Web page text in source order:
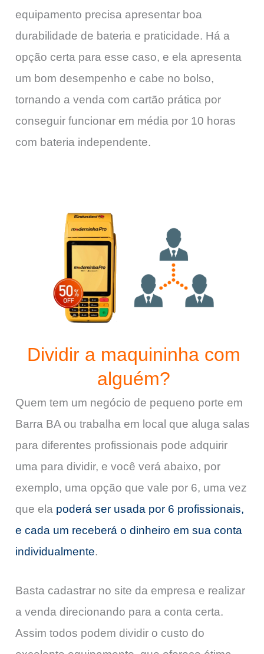
equipamento precisa apresentar boa
durabilidade de bateria e praticidade. Há a
opção certa para esse caso, e ela apresenta
um bom desempenho e cabe no bolso,
tornando a venda com cartão prática por
conseguir funcionar em média por 10 horas
com bateria independente.
Dividir a maquininha com
alguém?
Quem tem um negócio de pequeno porte em
Barra BA ou trabalha em local que aluga salas
para diferentes profissionais pode adquirir
uma para dividir, e você verá abaixo, por
exemplo, uma opção que vale por 6, uma vez
que ela poderá ser usada por 6 profissionais,
e cada um receberá o dinheiro em sua conta
individualmente.
Basta cadastrar no site da empresa e realizar
a venda direcionando para a conta certa.
Assim todos podem dividir o custo do